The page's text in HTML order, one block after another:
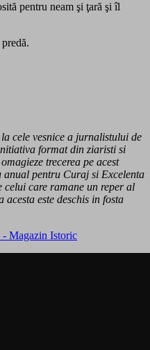
pentru neam şi ţară şi îl
cele vesnice a jurnalistului de
format din ziaristi si
trecerea pe acest
pentru Curaj si Excelenta
celui care ramane un reper al
este deschis in fosta